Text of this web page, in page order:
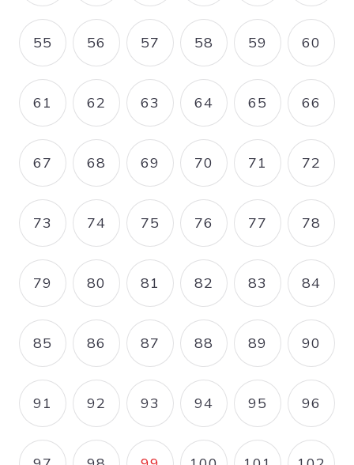
PAGE
55 PAGE
56 PAGE
57 PAGE
58 PAGE
59 PAGE
60
PAGE
61 PAGE
62 PAGE
63 PAGE
64 PAGE
65 PAGE
66
PAGE
67 PAGE
68 PAGE
69 PAGE
70 PAGE
71 PAGE
72
PAGE
73 PAGE
74 PAGE
75 PAGE
76 PAGE
77 PAGE
78
PAGE
79 PAGE
80 PAGE
81 PAGE
82 PAGE
83 PAGE
84
PAGE
85 PAGE
86 PAGE
87 PAGE
88 PAGE
89 PAGE
90
PAGE
91 PAGE
92 PAGE
93 PAGE
94 PAGE
95 PAGE
96